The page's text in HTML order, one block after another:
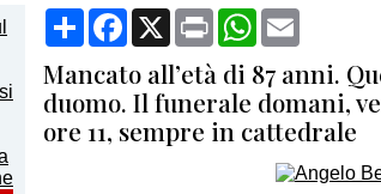
CondividiFacebook
X Print WhatsApp
Mancato all’età di 87 anni.
duomo. Il funerale domani,
ore 11, sempre in cattedrale